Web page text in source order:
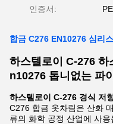
인증서:
합금 C276 EN10276 심리
하스텔로이 C-276
n10276 톱니없는 파
하스텔로이 C-276 경식 저
C276 합금 옷차림은 산화
류의 화학 공정 산업에 사